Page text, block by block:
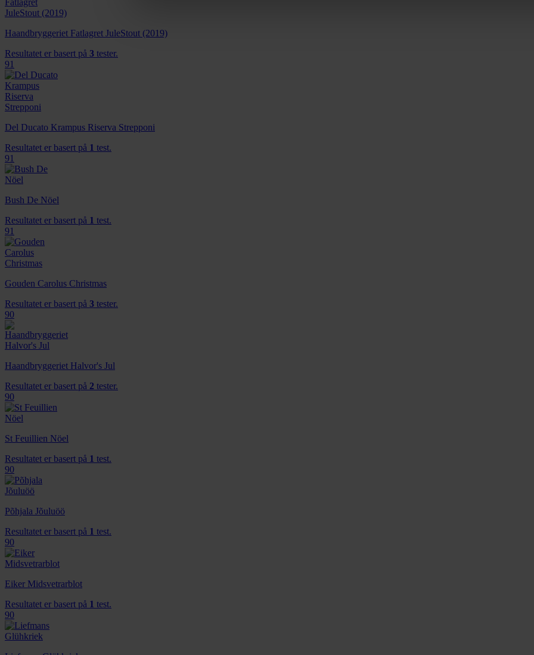
sosiale medier, annonsering og analysearbeid, som kan kombinere den med annen
Haandbryggeriet Fatlagret JuleStout (2019)
Resultatet er basert på 3 tester.
91
Del Ducato Krampus Riserva Strepponi
Resultatet er basert på 1 test.
91
Bush De Nöel
Resultatet er basert på 1 test.
91
Gouden Carolus Christmas
Resultatet er basert på 3 tester.
90
Haandbryggeriet Halvor's Jul
Resultatet er basert på 2 tester.
90
St Feuillien Nöel
Resultatet er basert på 1 test.
90
Põhjala Jõuluöö
Resultatet er basert på 1 test.
90
Eiker Midsvetrarblot
Resultatet er basert på 1 test.
90